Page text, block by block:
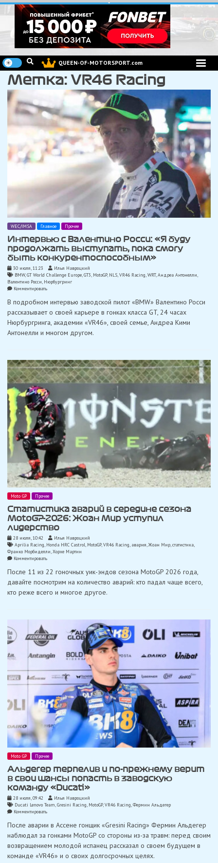
Перейти
к
содержимому
QUEEN-OF-MOTORSPORT.com
Метка: VR46 Racing
WEC/IMSA Главное Прочее
Интервью с Валентино Росси: «Я буду
продолжать выступать, пока смогу
быть конкурентоспособным»
30 июля, 11:23
Илья Навроцкий
BMW,GT World Challenge Europe,GT3, MotoGP, NLS,VR46 Racing,WRT,Андреа Антонелли
Валентино Росси, Нюрбургринг
Комментироватьon
с
Росси:
«Я
продолжать
быть
конкурентоспособным»
В подробном интервью заводской пилот «BMW» Валентино Росси
рассказывает о своей карьере в гонках класса GT, 24 часах
Нюрбургринга, академии «VR46», своей семье, Андреа Кими
Антонелли и многом другом.
Moto GP Прочее
Статистика аварий в середине сезона
MotoGP-2026: Жоан Мир уступил
лидерство
28 июля, 10:42
Илья Навроцкий
Aprilia Racing, Honda HRC Castrol, MotoGP,VR46 Racing, авария,Жоан Мир,статистика
Франко Морбиделли,Хорхе Мартин
Комментироватьon
аварий
середине
сезона
лидерство
После 11 из 22 гоночных уик-эндов сезона MotoGP 2026 года,
давайте посмотрим на количество аварий: кто падал чаще всего,
кто реже всего и многое другое.
Moto GP Прочее
Альдегер терпелив и по-прежнему верит
в свои шансы попасть в заводскую
команду «Ducati»
28 июля, 09:42
Илья Навроцкий
Ducati Lenovo Team,Gresini Racing, MotoGP,VR46 Racing,Фермин Альдегер
Комментироватьon
терпелив
по-
прежнему
верит
в
После аварии в Ассене гонщик «Gresini Racing» Фермин Альдегер
наблюдал за гонками MotoGP со стороны из-за травм: перед своим
возвращением молодой испанец рассказал о своем будущем в
команде «VR46» и о своих долгосрочных целях.